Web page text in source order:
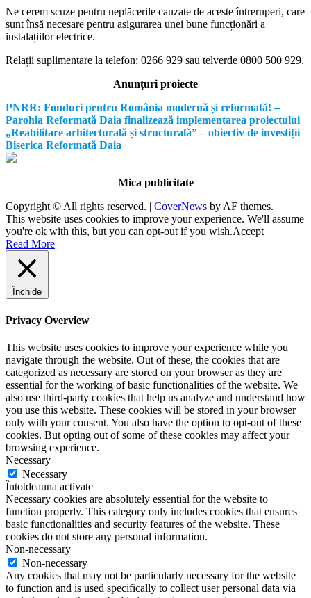
Ne cerem scuze pentru neplăcerile cauzate de aceste întreruperi, care
sunt însă necesare pentru asigurarea unei bune funcționări a
instalațiilor electrice.
Relații suplimentare la telefon: 0266 929 sau telverde 0800 500 929.
Anunțuri proiecte
PNRR: Fonduri pentru România modernă și reformată! –
Parohia Reformată Daia finalizează implementarea proiectului
„Reabilitare arhitecturală și structurală” – obiectiv de investiții
Biserica Reformată Daia
Mica publicitate
Copyright © All rights reserved. | CoverNews by AF themes.
This website uses cookies to improve your experience. We'll assume
you're ok with this, but you can opt-out if you wish.Accept
Read More
Închide
Privacy Overview
This website uses cookies to improve your experience while you
navigate through the website. Out of these, the cookies that are
categorized as necessary are stored on your browser as they are
essential for the working of basic functionalities of the website. We
also use third-party cookies that help us analyze and understand how
you use this website. These cookies will be stored in your browser
only with your consent. You also have the option to opt-out of these
cookies. But opting out of some of these cookies may affect your
browsing experience.
Necessary
Necessary
Întotdeauna activate
Necessary cookies are absolutely essential for the website to
function properly. This category only includes cookies that ensures
basic functionalities and security features of the website. These
cookies do not store any personal information.
Non-necessary
Non-necessary
Any cookies that may not be particularly necessary for the website
to function and is used specifically to collect user personal data via